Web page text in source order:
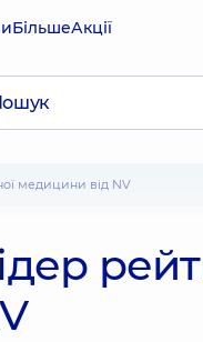
БільшеАкції
медицини від NV